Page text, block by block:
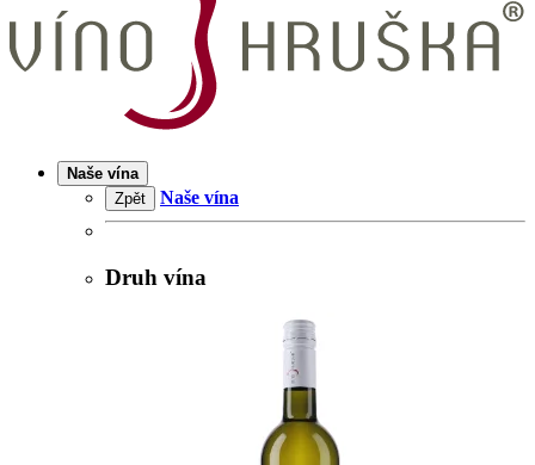
Naše vína
Zpět
Naše vína
Druh vína